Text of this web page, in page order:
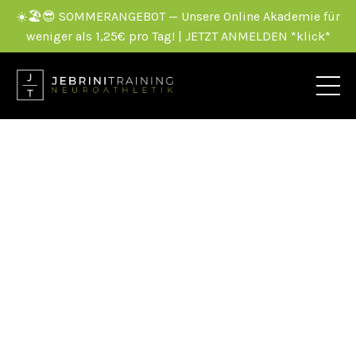
☀️🏖️😎 SOMMERANGEBOT — Unsere Online Akademie für
weniger als 1,25€ pro Tag! | JETZT ANMELDEN *klick*